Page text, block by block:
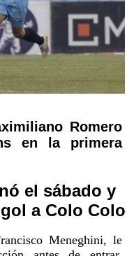
Romero
en la primera
el sábado y
a Colo Colo
Meneghini, le